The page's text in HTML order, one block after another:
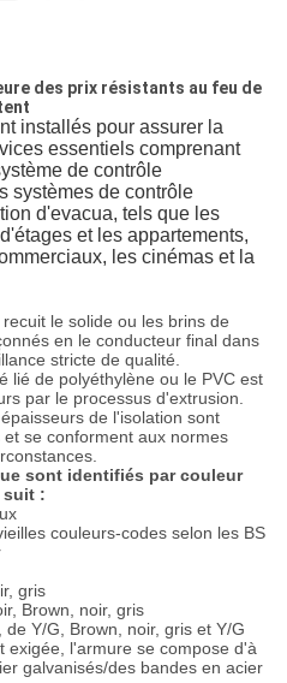
des prix résistants au feu de
installés pour assurer la
essentiels comprenant
de contrôle
systèmes de contrôle
d'evacua, tels que les
et les appartements,
les cinémas et la
le solide ou les brins de
en le conducteur final dans
stricte de qualité.
lié de polyéthylène ou le PVC est
par le processus d'extrusion.
de l'isolation sont
se conforment aux normes
sont identifiés par couleur
suit :
couleurs-codes selon les BS
gris
Brown, noir, gris
Y/G, Brown, noir, gris et Y/G
l'armure se compose d'à
galvanisés/des bandes en acier